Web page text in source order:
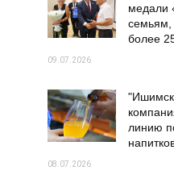
медали
семьям,
более
09.07.2026
линию
08.07.2026